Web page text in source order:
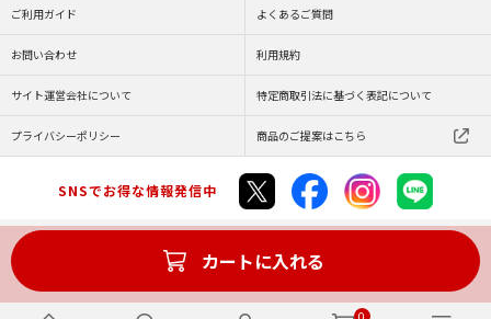
カートに入れる
ご利用ガイド よくあるご質問
お問い合わせ 利用規約
サイト運営会社について 特定商取引法に基づく表記について
プライバシーポリシー 商品のご提案はこちら
SNSでお得な情報発信中